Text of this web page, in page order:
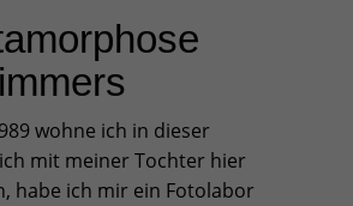
wohne ich in dieser
mit meiner Tochter hier
habe ich mir ein Fotolabor